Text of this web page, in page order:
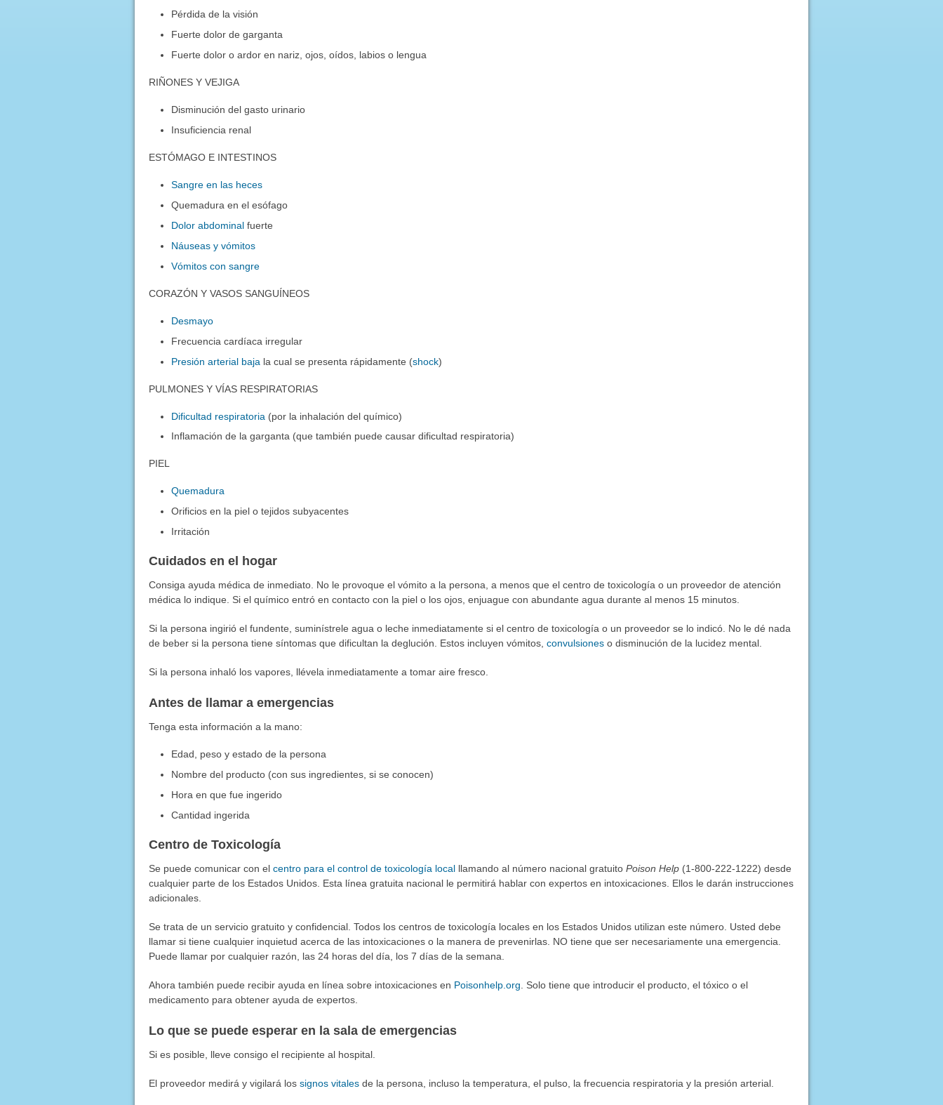
Pérdida de la visión
Fuerte dolor de garganta
Fuerte dolor o ardor en nariz, ojos, oídos, labios o lengua
RIÑONES Y VEJIGA
Disminución del gasto urinario
Insuficiencia renal
ESTÓMAGO E INTESTINOS
Sangre en las heces
Quemadura en el esófago
Dolor abdominal fuerte
Náuseas y vómitos
Vómitos con sangre
CORAZÓN Y VASOS SANGUÍNEOS
Desmayo
Frecuencia cardíaca irregular
Presión arterial baja la cual se presenta rápidamente (shock)
PULMONES Y VÍAS RESPIRATORIAS
Dificultad respiratoria (por la inhalación del químico)
Inflamación de la garganta (que también puede causar dificultad respiratoria)
PIEL
Quemadura
Orificios en la piel o tejidos subyacentes
Irritación
Cuidados en el hogar
Consiga ayuda médica de inmediato. No le provoque el vómito a la persona, a menos que el centro de toxicología o un proveedor de atención
médica lo indique. Si el químico entró en contacto con la piel o los ojos, enjuague con abundante agua durante al menos 15 minutos.
Si la persona ingirió el fundente, suminístrele agua o leche inmediatamente si el centro de toxicología o un proveedor se lo indicó. No le dé nada
de beber si la persona tiene síntomas que dificultan la deglución. Estos incluyen vómitos, convulsioneso disminución de la lucidez mental.
Si la persona inhaló los vapores, llévela inmediatamente a tomar aire fresco.
Antes de llamar a emergencias
Tenga esta información a la mano:
Edad, peso y estado de la persona
Nombre del producto (con sus ingredientes, si se conocen)
Hora en que fue ingerido
Cantidad ingerida
Centro de Toxicología
Se puede comunicar con el centro para el control de toxicología localllamando al número nacional gratuito Poison Help(1-800-222-1222) desde
cualquier parte de los Estados Unidos. Esta línea gratuita nacional le permitirá hablar con expertos en intoxicaciones. Ellos le darán instrucciones
adicionales.
Se trata de un servicio gratuito y confidencial. Todos los centros de toxicología locales en los Estados Unidos utilizan este número. Usted debe
llamar si tiene cualquier inquietud acerca de las intoxicaciones o la manera de prevenirlas. NO tiene que ser necesariamente una emergencia.
Puede llamar por cualquier razón, las 24 horas del día, los 7 días de la semana.
Ahora también puede recibir ayuda en línea sobre intoxicaciones en Poisonhelp.org. Solo tiene que introducir el producto, el tóxico o el
medicamento para obtener ayuda de expertos.
Lo que se puede esperar en la sala de emergencias
Si es posible, lleve consigo el recipiente al hospital.
El proveedor medirá y vigilará los signos vitalesde la persona, incluso la temperatura, el pulso, la frecuencia respiratoria y la presión arterial.